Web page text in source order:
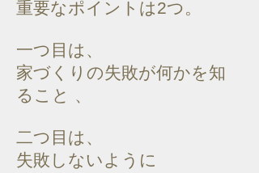
重要なポイントは2つ。
一つ目は、
家づくりの失敗が何かを知
ること 、
二つ目は、
失敗しないように